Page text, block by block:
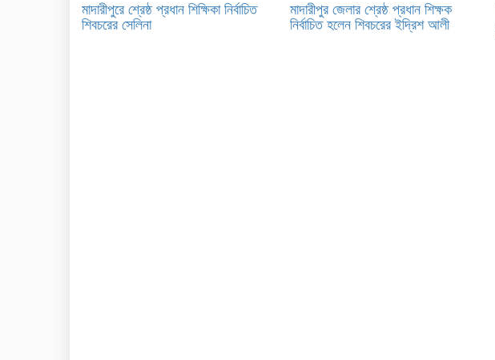
মাদারীপুরে শ্রেষ্ঠ প্রধান শিক্ষিকা নির্বাচিত
শিবচরের সেলিনা
মাদারীপুর জেলার শ্রেষ্ঠ প্রধান শিক্ষক
নির্বাচিত হলেন শিবচরের ইদ্রিশ আলী